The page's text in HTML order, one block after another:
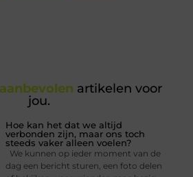
artikelen voor
jou.
Hoe kan het dat we altijd
verbonden zijn, maar ons toch
steeds vaker alleen voelen?
We kunnen op ieder moment van de
dag een bericht sturen, een foto delen